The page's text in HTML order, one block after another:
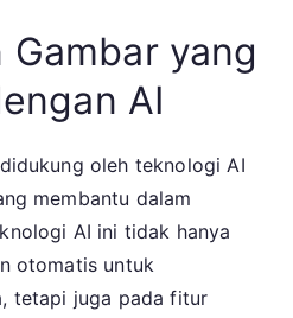
Gambar yang
AI
oleh teknologi AI
membantu dalam
AI ini tidak hanya
otomatis untuk
tetapi juga pada fitur